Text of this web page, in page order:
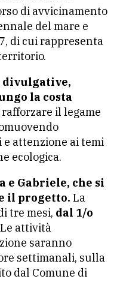
di avvicinamento
del mare e
di cui rappresenta
la costa
rafforzare il legame
attenzione ai temi
ecologica.
e Gabriele, che si
il progetto. La
tre mesi, dal 1/o
attività
saranno
settimanali, sulla
dal Comune di